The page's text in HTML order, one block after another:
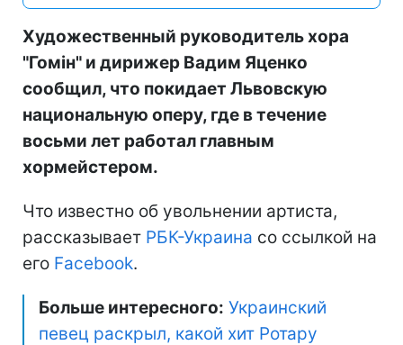
Художественный руководитель хора
"Гомін" и дирижер Вадим Яценко
сообщил, что покидает Львовскую
национальную оперу, где в течение
восьми лет работал главным
хормейстером.
Что известно об увольнении артиста,
рассказывает РБК-Украина со ссылкой на
его Facebook.
Больше интересного: Украинский
певец раскрыл, какой хит Ротару